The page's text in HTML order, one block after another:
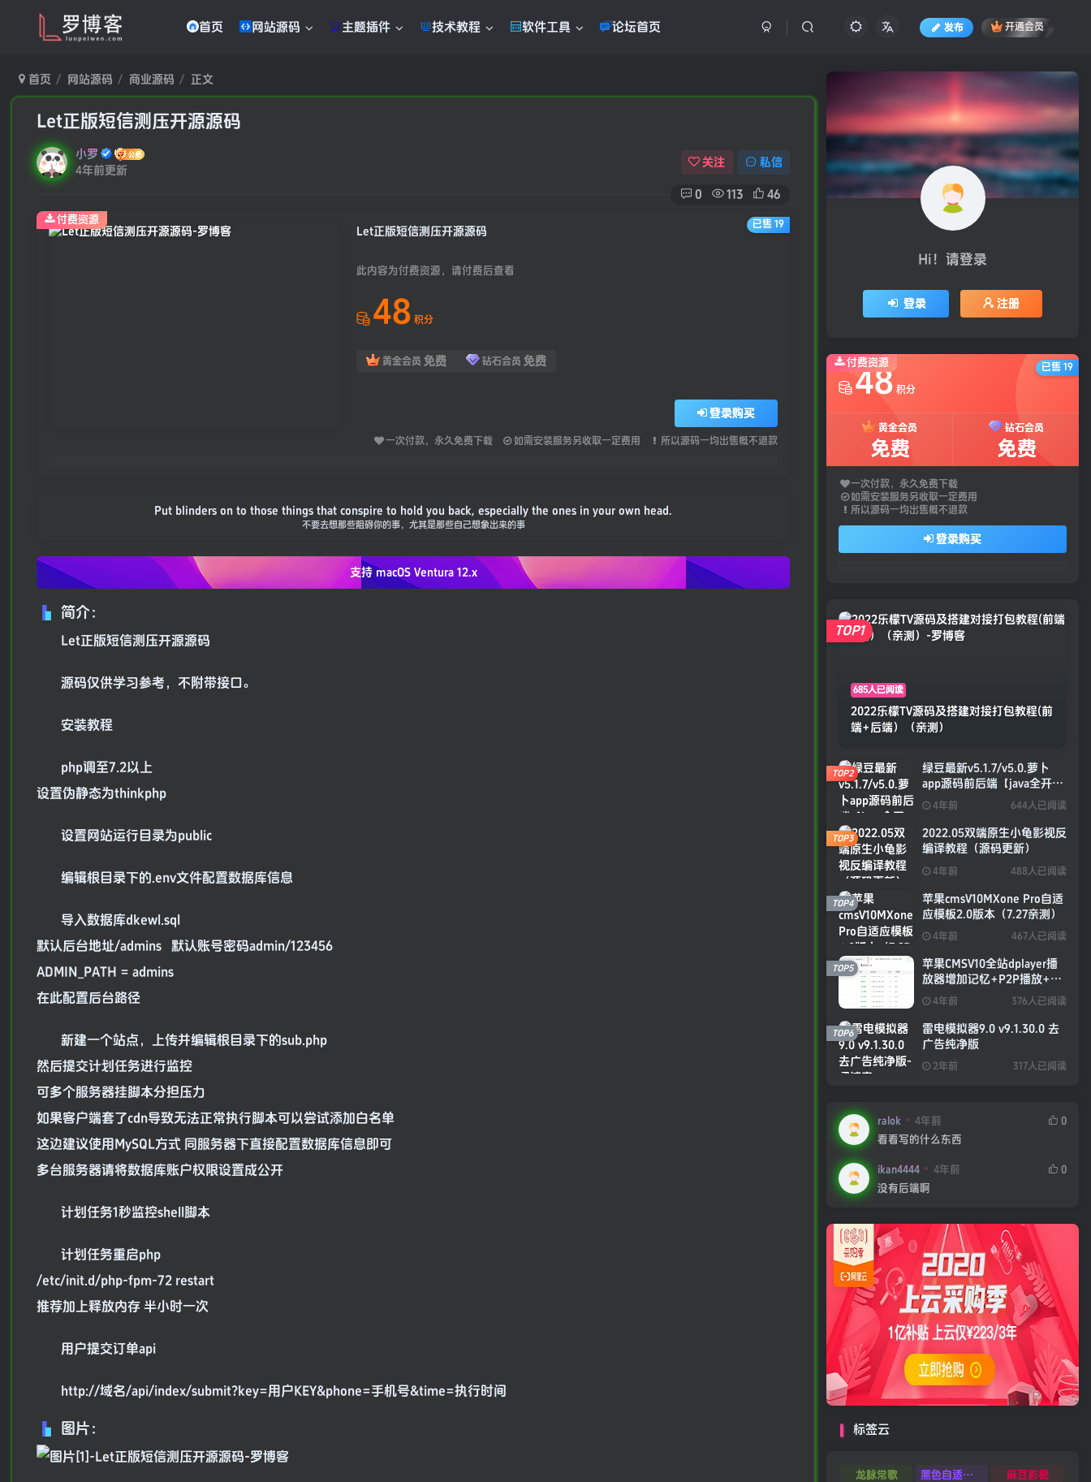
首页 网站源码 主题插件 技术教程 软件工具 论坛首页 发布 开通会员
首页 网站源码 商业源码 正文
Let正版短信测压开源源码
小罗
4年前更新
关注 私信
0 113 46
Let正版短信测压开源源码
此内容为付费资源，请付费后查看
48 积分
黄金会员 免费 钻石会员 免费
登录购买
一次付款，永久免费下载 如需安装服务另收取一定费用 所以源码一均出售概不退款
付费资源 已售 19
Put blinders on to those things that conspire to hold you back, especially the ones in your own head.
不要去想那些阻碍你的事，尤其是那些自己想象出来的事
支持 macOSVentura 12.x
简介：
Let正版短信测压开源源码
源码仅供学习参考，不附带接口。
安装教程
php调至7.2以上
设置伪静态为thinkphp
设置网站运行目录为public
编辑根目录下的.env文件配置数据库信息
导入数据库dkewl.sql
默认后台地址/admins 默认账号密码admin/123456
ADMIN_PATH = admins
在此配置后台路径
新建一个站点，上传并编辑根目录下的sub.php
然后提交计划任务进行监控
可多个服务器挂脚本分担压力
如果客户端套了cdn导致无法正常执行脚本可以尝试添加白名单
这边建议使用MySQL方式 同服务器下直接配置数据库信息即可
多台服务器请将数据库账户权限设置成公开
计划任务1秒监控shell脚本
计划任务重启php
/etc/init.d/php-fpm-72 restart
推荐加上释放内存 半小时一次
用户提交订单api
http://域名/api/index/submit?key=用户KEY&phone=手机号&time=执行时间
图片：
Hi！请登录
登录 注册
付费资源
48 积分
黄金会员
免费
钻石会员
免费
一次付款，永久免费下载
如需安装服务另收取一定费用
所以源码一均出售概不退款
登录购买
已售 19
685人已阅读
2022乐檬TV源码及搭建对接打包教程(前
端+后端）（亲测）
TOP1
绿豆最新v5.1.7/v5.0.萝卜
app源码前后端【java全开源
免授权】
4年前 644人已阅读
TOP2
2022.05双端原生小龟影视反
编译教程（源码更新）
4年前 488人已阅读
TOP3
苹果cmsV10MXone Pro自适
应模板2.0版本（7.27亲测）
4年前 467人已阅读
TOP4
苹果CMSV10全站dplayer播
放器增加记忆+P2P播放+弹
幕+自动下一集功能
4年前 376人已阅读
TOP5
雷电模拟器9.0 v9.1.30.0 去
广告纯净版
2年前 317人已阅读
TOP6
ralok 4年前
0
看看写的什么东西
ikan4444 4年前
0
没有后端啊
标签云
龙脉常歌 黑色自适应模板
麻豆影视